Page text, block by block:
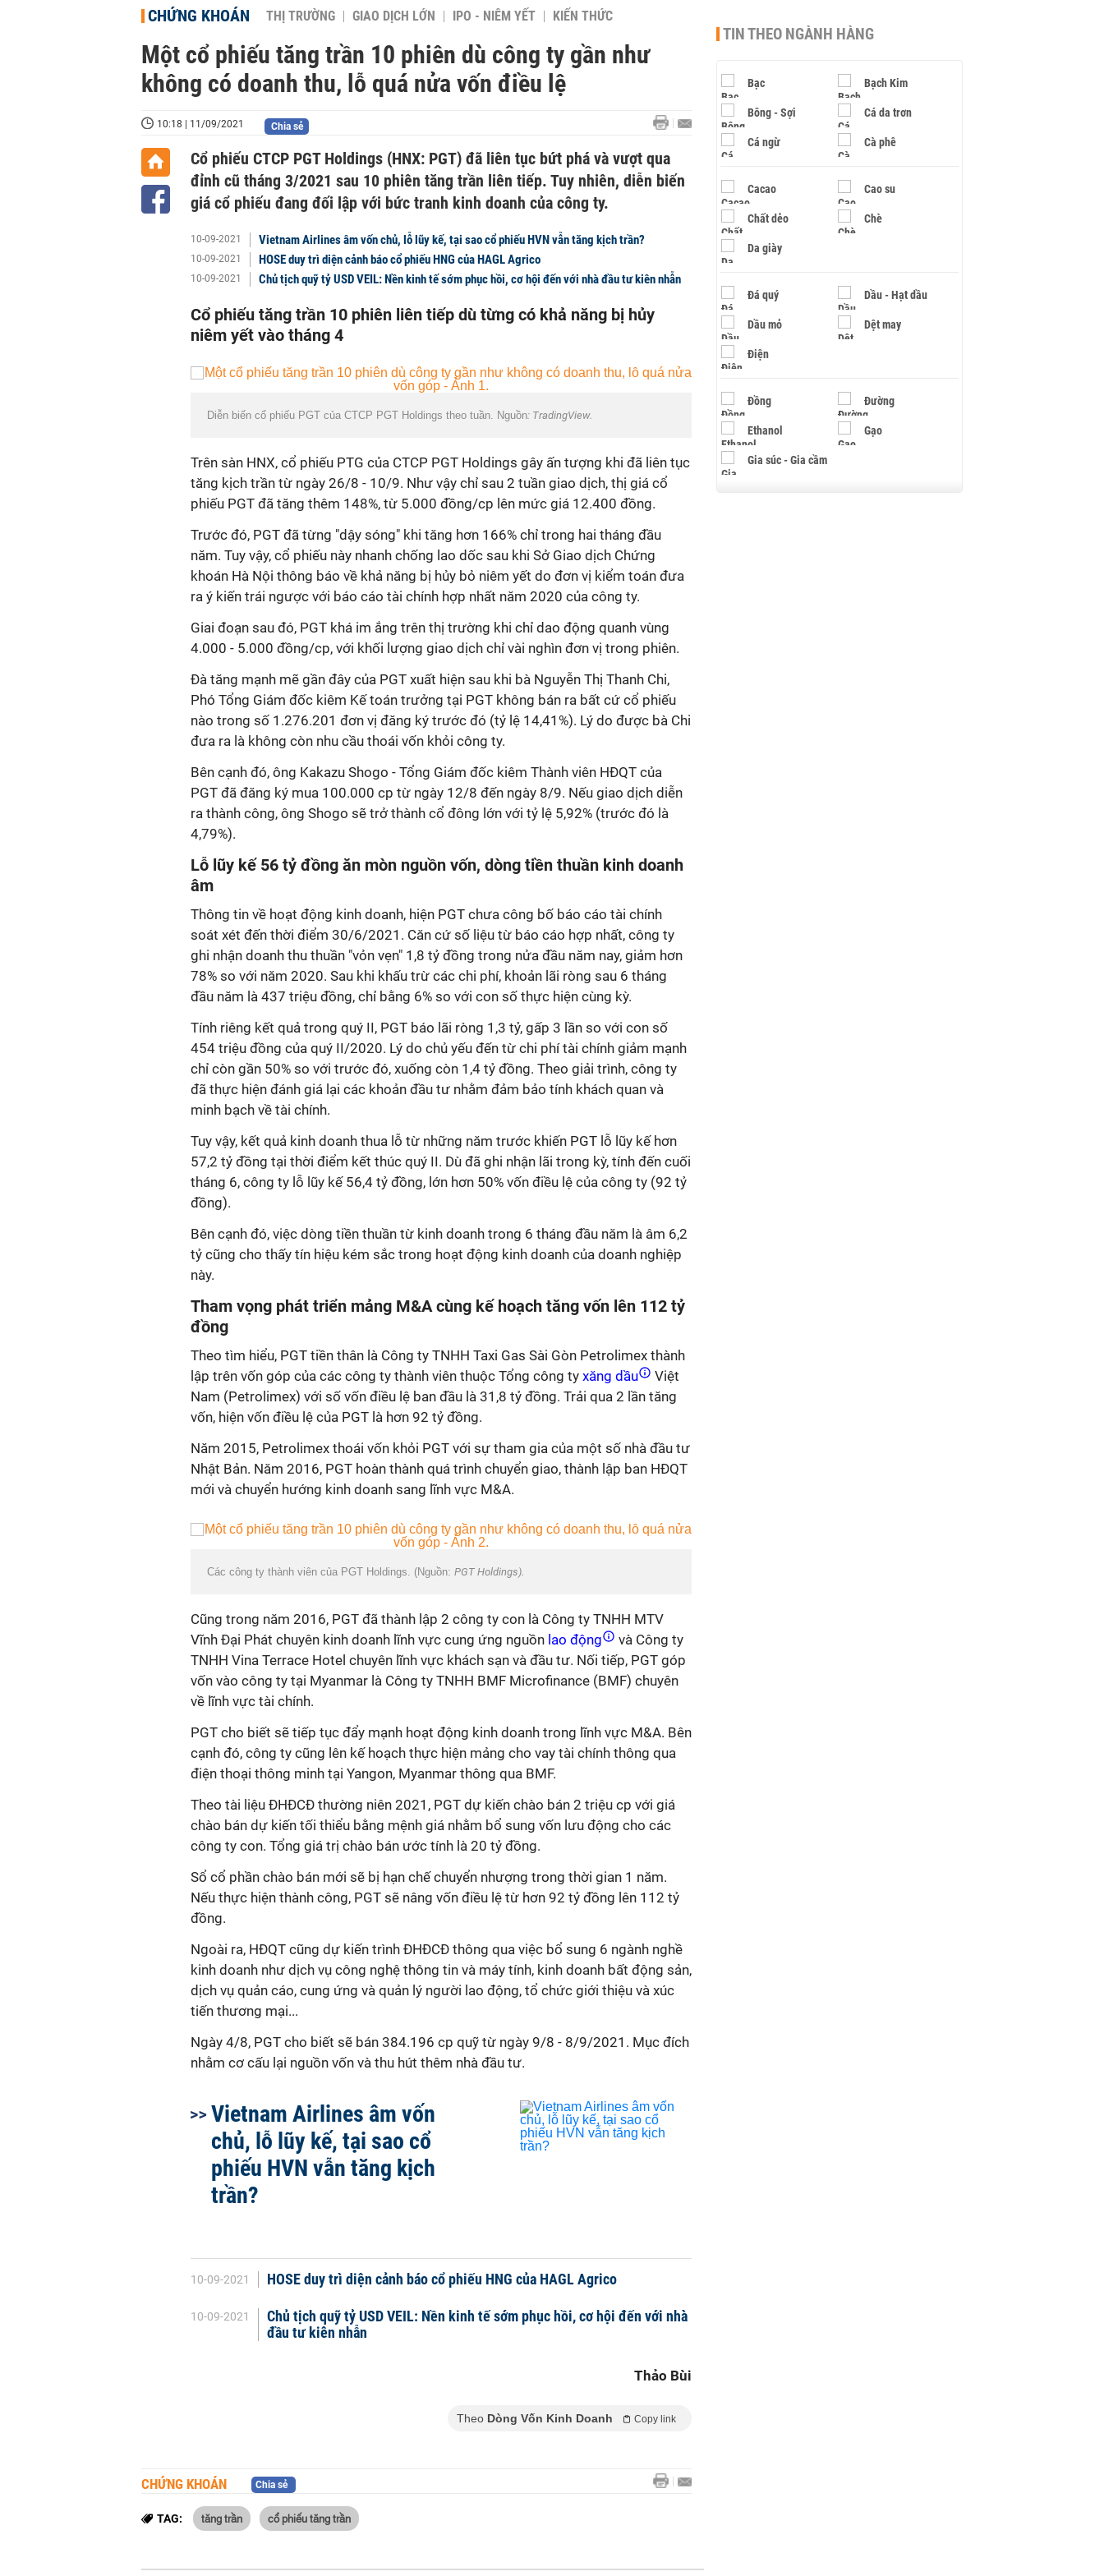
CHỨNG KHOÁN THỊ TRƯỜNG GIAO DỊCH LỚN IPO - NIÊM YẾT KIẾN THỨC
Một cổ phiếu tăng trần 10 phiên dù công ty gần như
không có doanh thu, lỗ quá nửa vốn điều lệ
10:18 | 11/09/2021 Chia sẻ
Cổ phiếu CTCP PGT Holdings (HNX: PGT) đã liên tục bứt phá và vượt qua
đỉnh cũ tháng 3/2021 sau 10 phiên tăng trần liên tiếp. Tuy nhiên, diễn biến
giá cổ phiếu đang đối lập với bức tranh kinh doanh của công ty.
10-09-2021 Vietnam Airlines âm vốn chủ, lỗ lũy kế, tại sao cổ phiếu HVN vẫn tăng kịch trần?
10-09-2021 HOSE duy trì diện cảnh báo cổ phiếu HNG của HAGL Agrico
10-09-2021 Chủ tịch quỹ tỷ USD VEIL: Nền kinh tế sớm phục hồi, cơ hội đến với nhà đầu tư kiên nhẫn
Cổ phiếu tăng trần 10 phiên liên tiếp dù từng có khả năng bị hủy
niêm yết vào tháng 4
Diễn biến cổ phiếu PGT của CTCP PGT Holdings theo tuần. Nguồn: TradingView.
Trên sàn HNX, cổ phiếu PTG của CTCP PGT Holdings gây ấn tượng khi đã liên tục
tăng kịch trần từ ngày 26/8 - 10/9. Như vậy chỉ sau 2 tuần giao dịch, thị giá cổ
phiếu PGT đã tăng thêm 148%, từ 5.000 đồng/cp lên mức giá 12.400 đồng.
Trước đó, PGT đã từng "dậy sóng" khi tăng hơn 166% chỉ trong hai tháng đầu
năm. Tuy vậy, cổ phiếu này nhanh chống lao dốc sau khi Sở Giao dịch Chứng
khoán Hà Nội thông báo về khả năng bị hủy bỏ niêm yết do đơn vị kiểm toán đưa
ra ý kiến trái ngược với báo cáo tài chính hợp nhất năm 2020 của công ty.
Giai đoạn sau đó, PGT khá im ắng trên thị trường khi chỉ dao động quanh vùng
4.000 - 5.000 đồng/cp, với khối lượng giao dịch chỉ vài nghìn đơn vị trong phiên.
Đà tăng mạnh mẽ gần đây của PGT xuất hiện sau khi bà Nguyễn Thị Thanh Chi,
Phó Tổng Giám đốc kiêm Kế toán trưởng tại PGT không bán ra bất cứ cổ phiếu
nào trong số 1.276.201 đơn vị đăng ký trước đó (tỷ lệ 14,41%). Lý do được bà Chi
đưa ra là không còn nhu cầu thoái vốn khỏi công ty.
Bên cạnh đó, ông Kakazu Shogo - Tổng Giám đốc kiêm Thành viên HĐQT của
PGT đã đăng ký mua 100.000 cp từ ngày 12/8 đến ngày 8/9. Nếu giao dịch diễn
ra thành công, ông Shogo sẽ trở thành cổ đông lớn với tỷ lệ 5,92% (trước đó là
4,79%).
Lỗ lũy kế 56 tỷ đồng ăn mòn nguồn vốn, dòng tiền thuần kinh doanh
âm
Thông tin về hoạt động kinh doanh, hiện PGT chưa công bố báo cáo tài chính
soát xét đến thời điểm 30/6/2021. Căn cứ số liệu từ báo cáo hợp nhất, công ty
ghi nhận doanh thu thuần "vỏn vẹn" 1,8 tỷ đồng trong nửa đầu năm nay, giảm hơn
78% so với năm 2020. Sau khi khấu trừ các chi phí, khoản lãi ròng sau 6 tháng
đầu năm là 437 triệu đồng, chỉ bằng 6% so với con số thực hiện cùng kỳ.
Tính riêng kết quả trong quý II, PGT báo lãi ròng 1,3 tỷ, gấp 3 lần so với con số
454 triệu đồng của quý II/2020. Lý do chủ yếu đến từ chi phí tài chính giảm mạnh
chỉ còn gần 50% so với trước đó, xuống còn 1,4 tỷ đồng. Theo giải trình, công ty
đã thực hiện đánh giá lại các khoản đầu tư nhằm đảm bảo tính khách quan và
minh bạch về tài chính.
Tuy vậy, kết quả kinh doanh thua lỗ từ những năm trước khiến PGT lỗ lũy kế hơn
57,2 tỷ đồng tại thời điểm kết thúc quý II. Dù đã ghi nhận lãi trong kỳ, tính đến cuối
tháng 6, công ty lỗ lũy kế 56,4 tỷ đồng, lớn hơn 50% vốn điều lệ của công ty (92 tỷ
đồng).
Bên cạnh đó, việc dòng tiền thuần từ kinh doanh trong 6 tháng đầu năm là âm 6,2
tỷ cũng cho thấy tín hiệu kém sắc trong hoạt động kinh doanh của doanh nghiệp
này.
Tham vọng phát triển mảng M&A cùng kế hoạch tăng vốn lên 112 tỷ
đồng
Theo tìm hiểu, PGT tiền thân là Công ty TNHH Taxi Gas Sài Gòn Petrolimex thành
lập trên vốn góp của các công ty thành viên thuộc Tổng công ty xăng dầu
Việt
Nam (Petrolimex) với số vốn điều lệ ban đầu là 31,8 tỷ đồng. Trải qua 2 lần tăng
vốn, hiện vốn điều lệ của PGT là hơn 92 tỷ đồng.
Năm 2015, Petrolimex thoái vốn khỏi PGT với sự tham gia của một số nhà đầu tư
Nhật Bản. Năm 2016, PGT hoàn thành quá trình chuyển giao, thành lập ban HĐQT
mới và chuyển hướng kinh doanh sang lĩnh vực M&A.
Các công ty thành viên của PGT Holdings. (Nguồn: PGT Holdings).
Cũng trong năm 2016, PGT đã thành lập 2 công ty con là Công ty TNHH MTV
Vĩnh Đại Phát chuyên kinh doanh lĩnh vực cung ứng nguồn lao động
và Công ty
TNHH Vina Terrace Hotel chuyên lĩnh vực khách sạn và đầu tư. Nối tiếp, PGT góp
vốn vào công ty tại Myanmar là Công ty TNHH BMF Microfinance (BMF) chuyên
về lĩnh vực tài chính.
PGT cho biết sẽ tiếp tục đẩy mạnh hoạt động kinh doanh trong lĩnh vực M&A. Bên
cạnh đó, công ty cũng lên kế hoạch thực hiện mảng cho vay tài chính thông qua
điện thoại thông minh tại Yangon, Myanmar thông qua BMF.
Theo tài liệu ĐHĐCĐ thường niên 2021, PGT dự kiến chào bán 2 triệu cp với giá
chào bán dự kiến tối thiểu bằng mệnh giá nhằm bổ sung vốn lưu động cho các
công ty con. Tổng giá trị chào bán ước tính là 20 tỷ đồng.
Sổ cổ phần chào bán mới sẽ bị hạn chế chuyển nhượng trong thời gian 1 năm.
Nếu thực hiện thành công, PGT sẽ nâng vốn điều lệ từ hơn 92 tỷ đồng lên 112 tỷ
đồng.
Ngoài ra, HĐQT cũng dự kiến trình ĐHĐCĐ thông qua việc bổ sung 6 ngành nghề
kinh doanh như dịch vụ công nghệ thông tin và máy tính, kinh doanh bất động sản,
dịch vụ quản cáo, cung ứng và quản lý người lao động, tổ chức giới thiệu và xúc
tiến thương mại...
Ngày 4/8, PGT cho biết sẽ bán 384.196 cp quỹ từ ngày 9/8 - 8/9/2021. Mục đích
nhằm cơ cấu lại nguồn vốn và thu hút thêm nhà đầu tư.
Vietnam Airlines âm vốn
chủ, lỗ lũy kế, tại sao cổ
phiếu HVN vẫn tăng kịch
trần?
10-09-2021 HOSE duy trì diện cảnh báo cổ phiếu HNG của HAGL Agrico
10-09-2021
Chủ tịch quỹ tỷ USD VEIL: Nền kinh tế sớm phục hồi, cơ hội đến với nhà
đầu tư kiên nhẫn
Thảo Bùi
Theo Dòng Vốn Kinh Doanh Copy link
CHỨNG KHOÁN Chia sẻ
TAG: tăng trần cổ phiếu tăng trần
TIN THEO NGÀNH HÀNG
Bạc Bạch Kim
Bông - Sợi Cá da trơn
Cá ngừ Cà phê
Cacao Cao su
Chất dẻo Chè
Da giày
Đá quý Dầu - Hạt dầu
Dầu mỏ Dệt may
Điện
Đồng Đường
Ethanol Gạo
Gia súc - Gia cầm